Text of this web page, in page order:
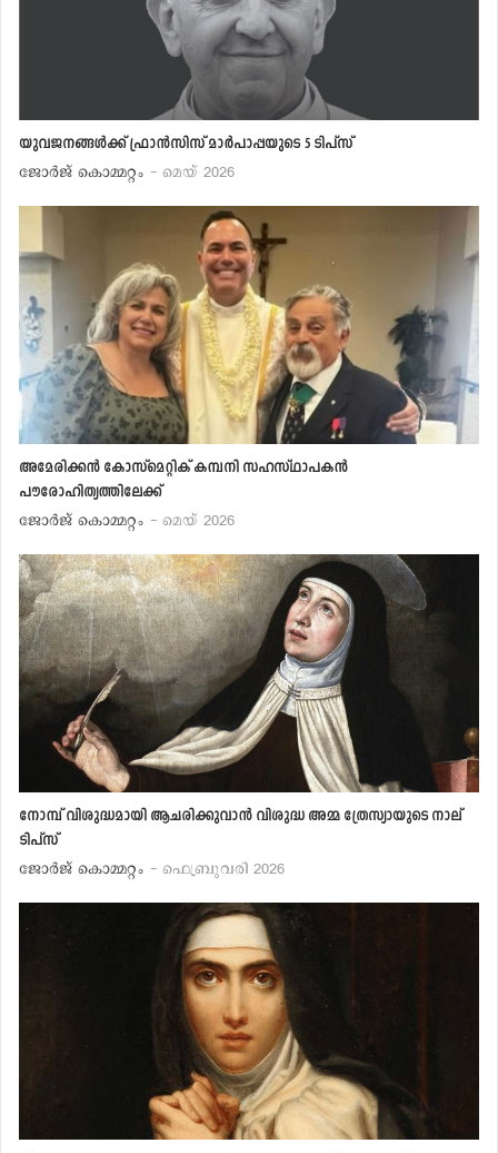
യുവജനങ്ങള്‍ക്ക് ഫ്രാന്‍സിസ് മാര്‍പാപ്പയുടെ 5 ടിപ്‌സ്
ജോര്‍ജ് കൊമ്മറ്റം - മെയ് 2026
അമേരിക്കന്‍ കോസ്‌മെറ്റിക് കമ്പനി സഹസ്ഥാപകന്‍
പൗരോഹിത്യത്തിലേക്ക്
ജോര്‍ജ് കൊമ്മറ്റം - മെയ് 2026
നോമ്പ് വിശുദ്ധമായി ആചരിക്കുവാന്‍ വിശുദ്ധ അമ്മ ത്രേസ്യായുടെ നാല്
ടിപ്‌സ്
ജോര്‍ജ് കൊമ്മറ്റം - ഫെബ്രുവരി 2026